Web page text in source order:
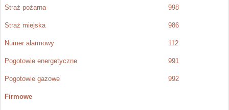
Straż pożarna 998
Straż miejska 986
Numer alarmowy 112
Pogotowie energetyczne 991
Pogotowie gazowe 992
Firmowe